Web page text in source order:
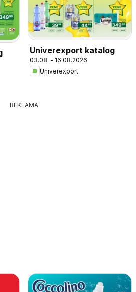
Univerexport katalog
03.08. - 16.08.2026
Univerexport
REKLAMA